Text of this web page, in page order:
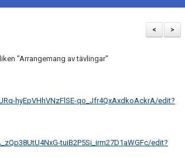
>
<
"Arrangemang av tävlingar"
hyEpVHhVNzFlSE-qo_Jfr4QxAxdkoAckrA/edit?
tuiB2P5Si_irm27D1aWGFc/edit?